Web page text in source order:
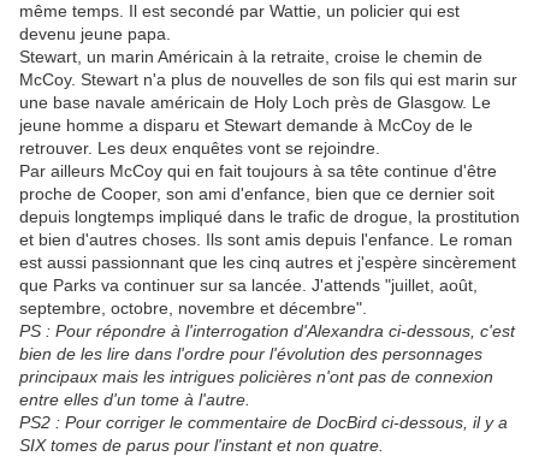
même temps. Il est secondé par Wattie, un policier qui est
devenu jeune papa.
Stewart, un marin Américain à la retraite, croise le chemin de
McCoy. Stewart n'a plus de nouvelles de son fils qui est marin sur
une base navale américain de Holy Loch près de Glasgow. Le
jeune homme a disparu et Stewart demande à McCoy de le
retrouver. Les deux enquêtes vont se rejoindre.
Par ailleurs McCoy qui en fait toujours à sa tête continue d'être
proche de Cooper, son ami d'enfance, bien que ce dernier soit
depuis longtemps impliqué dans le trafic de drogue, la prostitution
et bien d'autres choses. Ils sont amis depuis l'enfance. Le roman
est aussi passionnant que les cinq autres et j'espère sincèrement
que Parks va continuer sur sa lancée. J'attends "juillet, août,
septembre, octobre, novembre et décembre".
PS : Pour répondre à l'interrogation d'Alexandra ci-dessous, c'est
bien de les lire dans l'ordre pour l'évolution des personnages
principaux mais les intrigues policières n'ont pas de connexion
entre elles d'un tome à l'autre.
PS2 : Pour corriger le commentaire de DocBird ci-dessous, il y a
SIX tomes de parus pour l'instant et non quatre.